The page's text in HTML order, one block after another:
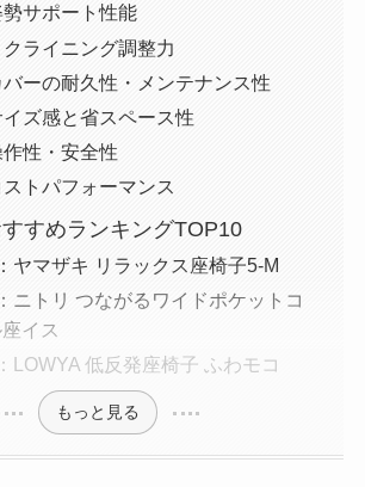
勢サポート性能
ライニング調整力
バーの耐久性・メンテナンス性
イズ感と省スペース性
性・安全性
トパフォーマンス
すめランキングTOP10
ヤマザキ リラックス座椅子5-M
ニトリ つながるワイドポケットコ
イス
LOWYA 低反発座椅子 ふわモコ
もっと見る